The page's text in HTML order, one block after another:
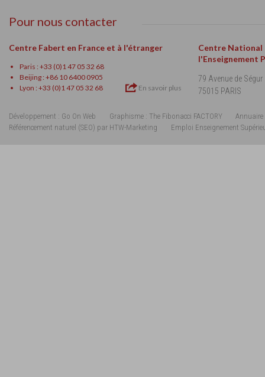
Pour nous contacter
Centre Fabert en France et à l'étranger
Paris : +33 (0)1 47 05 32 68
Beijing : +86 10 6400 0905
Lyon : +33 (0)1 47 05 32 68
En savoir plus
Centre National
l'Enseignement
79 Avenue de Ségur
75015 PARIS
Développement : Go On Web Graphisme : The Fibonacci FACTORY
Annuaire
Référencement naturel (SEO) par HTW-Marketing
Emploi Enseignement